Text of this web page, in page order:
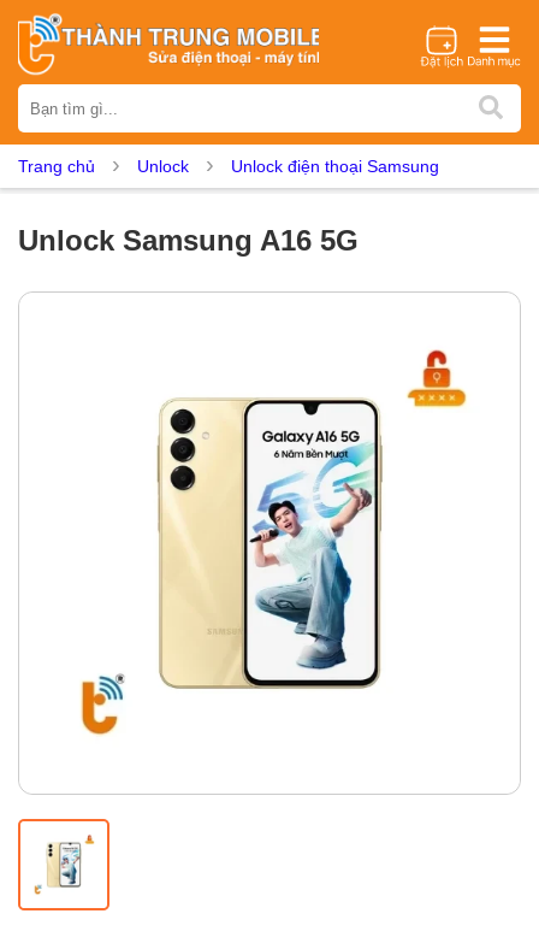
iPhone Samsung Oppo Xiaomi Realme Vivo
Nokia Google Pixel OnePlus
Dịch vụ sửa chữa
Unlock - Mở Khoá
Thay màn hình
Màn hình iPhone Màn hình Samsung
Màn hình Realme
Màn hình Google Pixel
Pin iPhone Pin Samsumg Pin Oppo
Trang chủ Unlock Unlock điện thoại Samsung
Unlock Samsung A16 5G